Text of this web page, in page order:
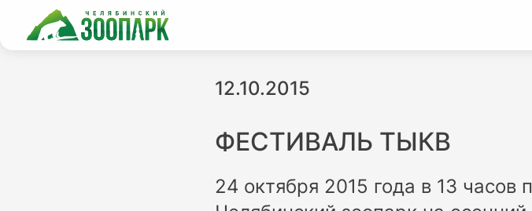
12.10.2015
ФЕСТИВАЛЬ ТЫКВ
24 октября 2015 года в 13